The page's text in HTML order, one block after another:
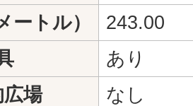
ートル）
243.00
あり
場
なし